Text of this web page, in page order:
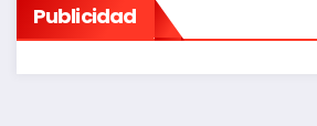
Publicidad